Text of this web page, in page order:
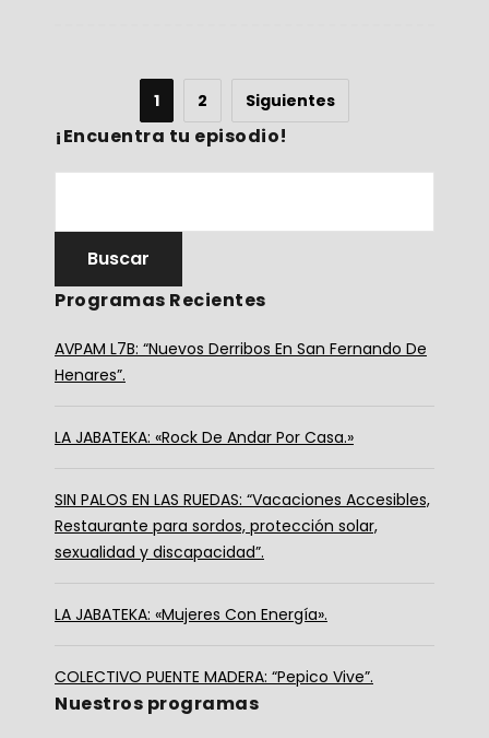
1 2 Siguientes
¡Encuentra tu episodio!
Programas Recientes
AVPAM L7B: “Nuevos Derribos En San Fernando De
Henares”.
LA JABATEKA: «Rock De Andar Por Casa.»
SIN PALOS EN LAS RUEDAS: “Vacaciones Accesibles,
Restaurante para sordos, protección solar,
sexualidad y discapacidad”.
LA JABATEKA: «Mujeres Con Energía».
COLECTIVO PUENTE MADERA: “Pepico Vive”.
Nuestros programas